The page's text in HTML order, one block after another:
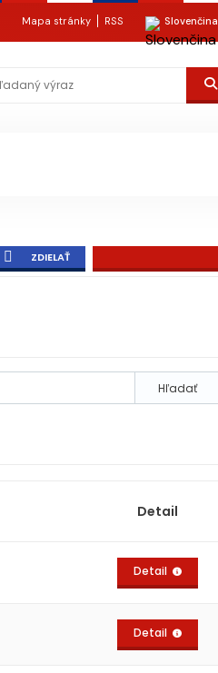
Mapa stránky RSS Slovenčina
ZDIELAŤ
Hľadať
Detail
Detail
Detail